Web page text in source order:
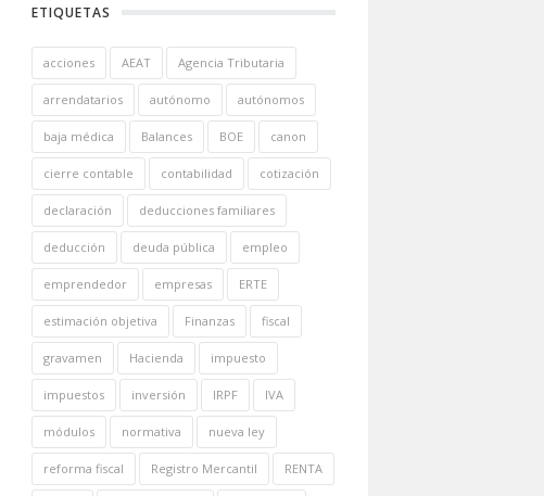
ETIQUETAS
acciones AEAT Agencia Tributaria
arrendatarios autónomo autónomos
baja médica Balances BOE canon
cierre contable contabilidad cotización
declaración deducciones familiares
deducción deuda pública empleo
emprendedor empresas ERTE
estimación objetiva Finanzas fiscal
gravamen Hacienda impuesto
impuestos inversión IRPF IVA
módulos normativa nueva ley
reforma fiscal Registro Mercantil RENTA